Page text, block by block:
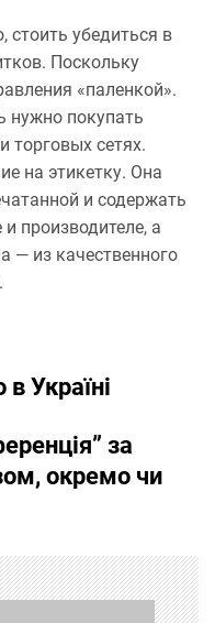
стоить убедиться в
Поскольку
«паленкой».
нужно покупать
торговых сетях.
на этикетку. Она
и содержать
производителе, а
— из качественного
Україні
за
окремо чи